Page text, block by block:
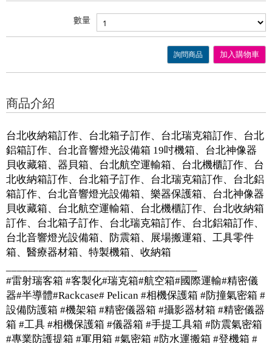
數量
詢問商品 加入購物車
商品介紹
台北收納箱訂作、台北箱子訂作、台北瑞克箱訂作、台北
鋁箱訂作、台北音響燈光設備箱 19吋機箱、台北神像器
貝收藏箱、器貝箱、台北航空運輸箱、台北機櫃訂作、台
北收納箱訂作、台北箱子訂作、台北瑞克箱訂作、台北鋁
箱訂作、台北音響燈光設備箱、樂器保護箱、台北神像器
貝收藏箱、台北航空運輸箱、台北機櫃訂作、台北收納箱
訂作、台北箱子訂作、台北瑞克箱訂作、台北鋁箱訂作、
台北音響燈光設備箱、防震箱、展場搬運箱、工具零件
箱、醫療器材箱、特製機箱、收納箱
#雷射瑞客箱 #客製化#瑞克箱#航空箱#國際運輸#精密儀
器#半導體#Rackcase# Pelican #相機保護箱 #防撞氣密箱 #
設備防護箱 #機架箱 #精密儀器箱 #攝影器材箱 #精密儀器
箱 #工具 #相機保護箱 #儀器箱 #手提工具箱 #防震氣密箱
#專業防護提箱 #軍用箱 #氣密箱 #防水運搬箱 #登機箱 #